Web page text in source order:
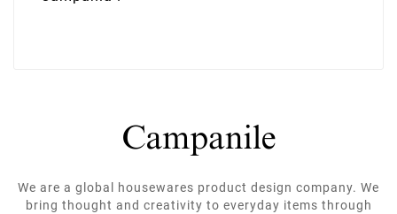
We are a global housewares product design company. We
bring thought and creativity to everyday items through